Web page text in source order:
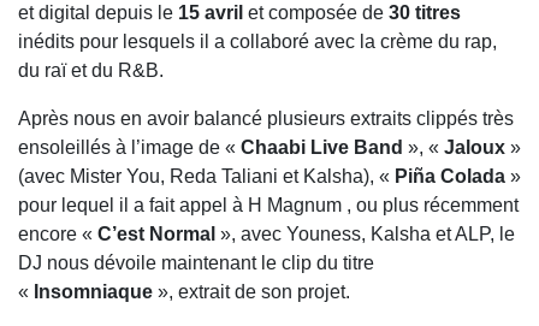
et digital depuis le 15 avril et composée de 30 titres
inédits pour lesquels il a collaboré avec la crème du rap,
du raï et du R&B.
Après nous en avoir balancé plusieurs extraits clippés très
ensoleillés à l’image de « Chaabi Live Band », « Jaloux »
(avec Mister You, Reda Taliani et Kalsha), « Piña Colada »
pour lequel il a fait appel à H Magnum , ou plus récemment
encore « C’est Normal », avec Youness, Kalsha et ALP, le
DJ nous dévoile maintenant le clip du titre
« Insomniaque », extrait de son projet.